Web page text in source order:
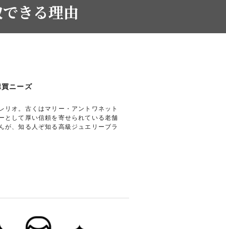
きる理由
ニーズ
リオ。古くはマリー・アントワネット
として厚い信頼を寄せられている老舗
が、知る人ぞ知る高級ジュエリーブラ